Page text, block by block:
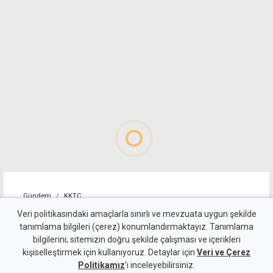
Gündem KKTC
Girne-Değirmenlik Dağ
Yolu'nun bir bölümü trafiğe
kapatılacak
Veri politikasındaki amaçlarla sınırlı ve mevzuata uygun şekilde
tanımlama bilgileri (çerez) konumlandırmaktayız. Tanımlama
bilgilerini; sitemizin doğru şekilde çalışması ve içerikleri
kişiselleştirmek için kullanıyoruz. Detaylar için Veri ve Çerez
Politikamız'ı inceleyebilirsiniz.